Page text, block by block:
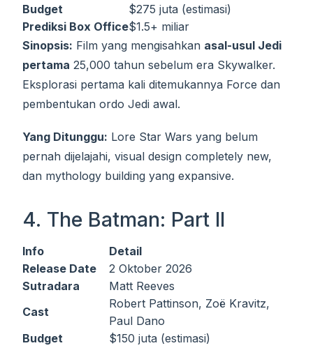
Budget
$275 juta (estimasi)
Prediksi Box Office$1.5+ miliar
Sinopsis: Film yang mengisahkan asal-usul Jedi
pertama 25,000 tahun sebelum era Skywalker.
Eksplorasi pertama kali ditemukannya Force dan
pembentukan ordo Jedi awal.
Yang Ditunggu: Lore Star Wars yang belum
pernah dijelajahi, visual design completely new,
dan mythology building yang expansive.
4. The Batman: Part II
Info
Detail
Release Date
2 Oktober 2026
Sutradara
Matt Reeves
Cast
Robert Pattinson, Zoë Kravitz,
Paul Dano
Budget
$150 juta (estimasi)